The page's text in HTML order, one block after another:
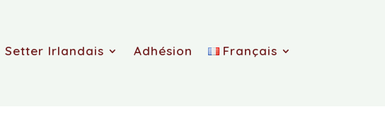
Setter Irlandais Adhésion Français